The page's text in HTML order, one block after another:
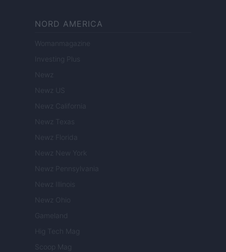
NORD AMERICA
Womanmagazine
Investing Plus
Newz
Newz US
Newz California
Newz Texas
Newz Florida
Newz New York
Newz Pennsylvania
Newz Illinois
Newz Ohio
Gameland
Hig Tech Mag
Scoop Mag